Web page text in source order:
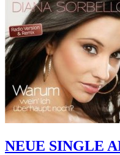
NEUE SINGLE